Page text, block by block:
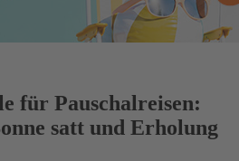
für Pauschalreisen:
satt und Erholung